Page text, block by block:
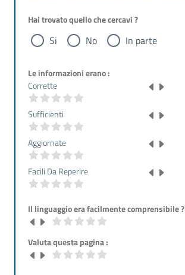
Hai trovato quello che cercavi ?
Si No In parte
Le informazioni erano :
Corrette
Sufficienti
Aggiornate
Facili Da Reperire
Il linguaggio era facilmente comprensibile ?
Valuta questa pagina :